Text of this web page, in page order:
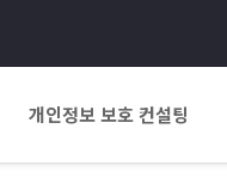
개인정보 보호 컨설팅